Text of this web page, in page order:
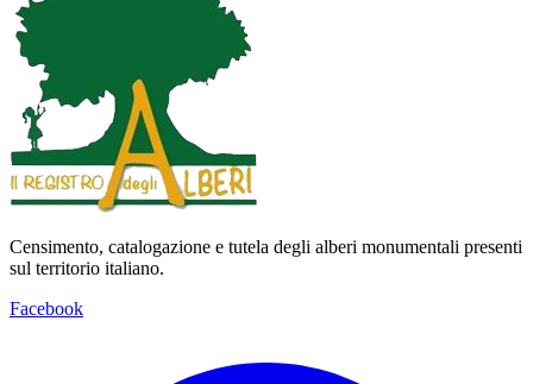
Censimento, catalogazione e tutela degli alberi monumentali presenti
sul territorio italiano.
Facebook